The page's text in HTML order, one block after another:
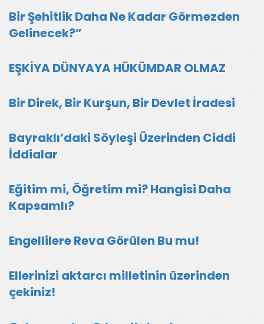
Bir Şehitlik Daha Ne Kadar Görmezden
Gelinecek?”
EŞKİYA DÜNYAYA HÜKÜMDAR OLMAZ
Bir Direk, Bir Kurşun, Bir Devlet İradesi
Bayraklı’daki Söyleşi Üzerinden Ciddi
İddialar
Eğitim mi, Öğretim mi? Hangisi Daha
Kapsamlı?
Engellilere Reva Görülen Bu mu!
Ellerinizi aktarcı milletinin üzerinden
çekiniz!